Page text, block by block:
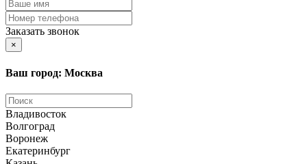
Заказать звонок
×
Ваш город: Москва
Владивосток
Волгоград
Воронеж
Екатеринбург